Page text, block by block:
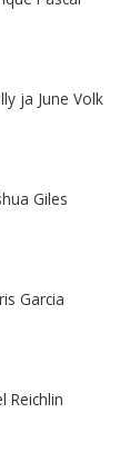
ja June Volk
Giles
Garcia
Reichlin